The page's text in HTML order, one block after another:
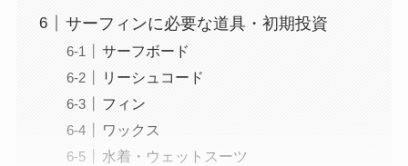
サーフィンに必要な道具・初期投資
サーフボード
リーシュコード
フィン
ワックス
水着・ウェットスーツ